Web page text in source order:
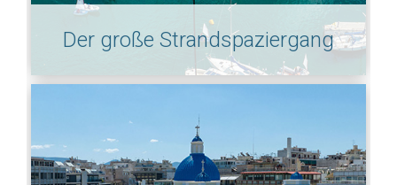
Der große Strandspaziergang